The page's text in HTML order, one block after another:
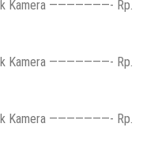
Kamera ———————- Rp.
Kamera ———————- Rp.
Kamera ———————- Rp.